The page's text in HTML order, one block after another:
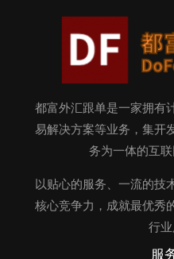
都富外汇跟单是一家拥有
易解决方案等业务，集开
务为一体的互联
以贴心的服务、一流的技
核心竞争力，成就最优秀
行业
服